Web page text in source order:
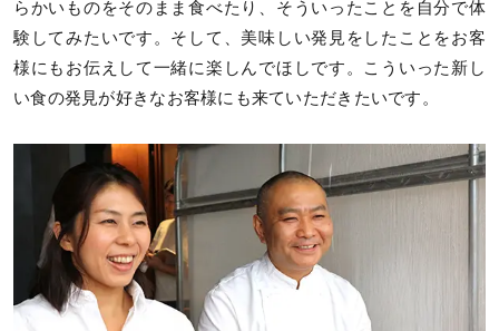
らかいものをそのまま食べたり、そういったことを自分で体
験してみたいです。そして、美味しい発見をしたことをお客
様にもお伝えして一緒に楽しんでほしです。こういった新し
い食の発見が好きなお客様にも来ていただきたいです。